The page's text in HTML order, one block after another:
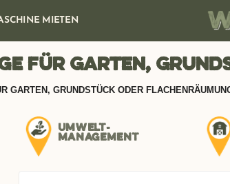
MIETEN
für Garten,
GARTEN, GRUNDSTÜCK ODER
UMWELT-
MANAGEMENT